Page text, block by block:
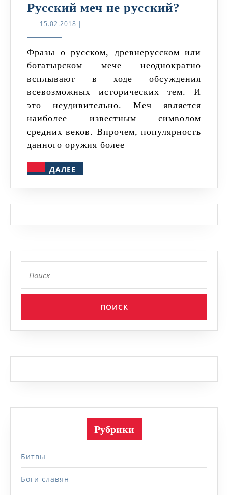
Русский меч не русский?
на
Руси?
меч
не
15.02.2018 15.02.2018
|
Фразы о русском, древнерусском или
богатырском мече неоднократно
всплывают в ходе обсуждения
всевозможных исторических тем. И
это неудивительно. Меч является
наиболее известным символом
средних веков. Впрочем, популярность
данного оружия более
ДАЛЕЕ
Рубрики
Битвы
Боги славян